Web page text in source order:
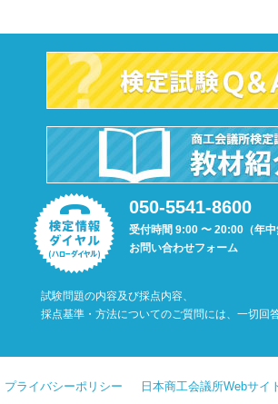
050-5541-8600
受付時間 9:00 〜 20:00（年中
お問い合わせフォーム
試験問題の内容及び採点内容、
採点基準・方法についてのご質問には、一切回
プライバシーポリシー 日本商工会議所Webサイ